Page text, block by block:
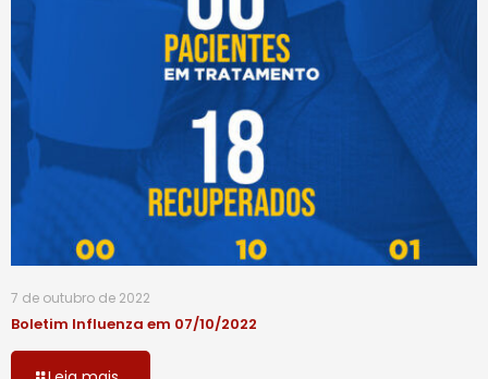
7 de outubro de 2022
Boletim Influenza em 07/10/2022